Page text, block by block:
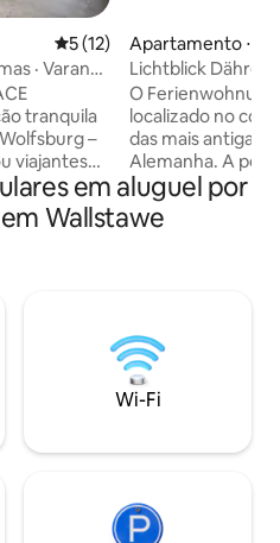
5 de uma avaliação média
5 (12)
· Varanda
tranquila
–
viajantes
O
lavar
automática
•
Fi e Smart
Apartamento ⋅
Lichtblick Dähre
O
localizado no
das mais antigas
Alemanha. A
cercada por
convida você a
passeios de
tráfego, céu
grandes luzes da
encontrará paz e
é ideal para
em aluguel por
Wallstawe
Wi-Fi